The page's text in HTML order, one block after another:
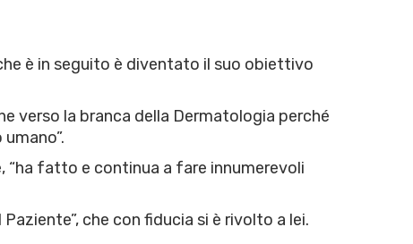
è in seguito è diventato il suo obiettivo
verso la branca della Dermatologia perché
“ha fatto e continua a fare innumerevoli
che con fiducia si è rivolto a lei.